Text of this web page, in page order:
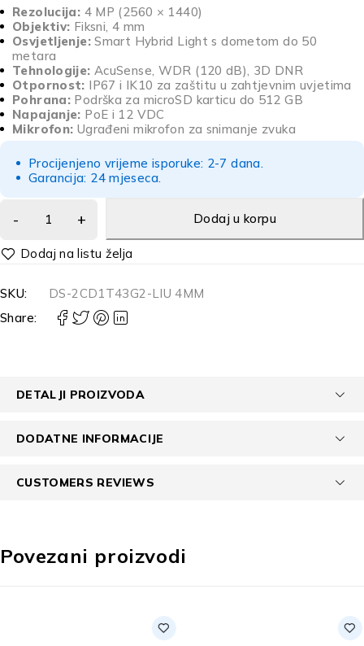
Rezolucija: 4 MP (2560 × 1440)
Objektiv: Fiksni, 4 mm
Osvjetljenje:Smart Hybrid Light s dometom do 50
metara
Tehnologije: AcuSense, WDR (120 dB), 3D DNR
Otpornost: IP67 i IK10 za zaštitu u zahtjevnim uvjetima
Pohrana: Podrška za microSD karticu do 512 GB
Napajanje: PoE i 12 VDC
Mikrofon: Ugrađeni mikrofon za snimanje zvuka
Procijenjeno vrijeme isporuke: 2-7 dana.
Garancija: 24 mjeseca.
Dodaj u korpu
Alternative:
SKU:
DS-2CD1T43G2-LIU 4MM
Share:
DETALJI PROIZVODA
DODATNE INFORMACIJE
CUSTOMERS REVIEWS
Povezani proizvodi